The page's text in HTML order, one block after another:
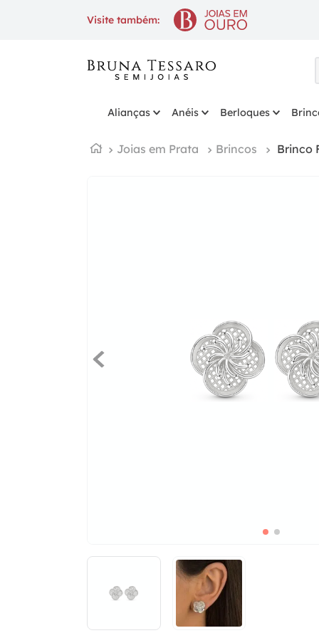
Visite também:
10% OFF na 1ª compra com cupom
Alianças Anéis Berloques
Joias em Prata Brincos Brinco